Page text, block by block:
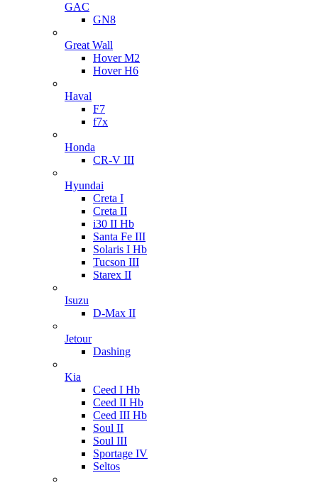
GAC
GN8
Great Wall
Hover M2
Hover H6
Haval
F7
f7x
Honda
CR-V III
Hyundai
Creta I
Creta II
i30 II Hb
Santa Fe III
Solaris I Hb
Tucson III
Starex II
Isuzu
D-Max II
Jetour
Dashing
Kia
Ceed I Hb
Ceed II Hb
Ceed III Hb
Soul II
Soul III
Sportage IV
Seltos